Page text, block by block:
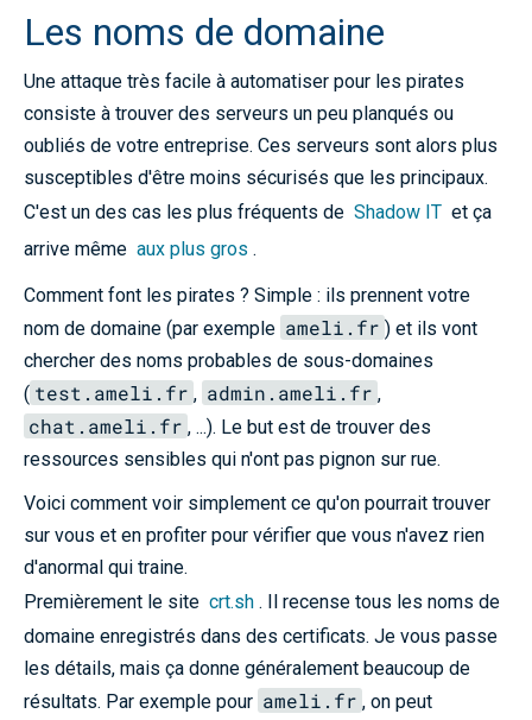
Les noms de domaine
Une attaque très facile à automatiser pour les pirates
consiste à trouver des serveurs un peu planqués ou
oubliés de votre entreprise. Ces serveurs sont alors plus
susceptibles d'être moins sécurisés que les principaux.
C'est un des cas les plus fréquents de Shadow IT et ça
arrive même aux plus gros .
Comment font les pirates ? Simple : ils prennent votre
nom de domaine (par exemple ameli.fr ) et ils vont
chercher des noms probables de sous-domaines
( test.ameli.fr , admin.ameli.fr ,
chat.ameli.fr , ...). Le but est de trouver des
ressources sensibles qui n'ont pas pignon sur rue.
Voici comment voir simplement ce qu'on pourrait trouver
sur vous et en profiter pour vérifier que vous n'avez rien
d'anormal qui traine.
Premièrement le site crt.sh . Il recense tous les noms de
domaine enregistrés dans des certificats. Je vous passe
les détails, mais ça donne généralement beaucoup de
résultats. Par exemple pour ameli.fr , on peut